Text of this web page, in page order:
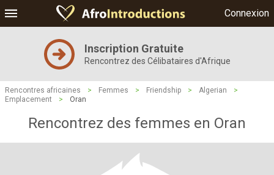
Connexion
Inscription Gratuite
Rencontrez des Célibataires d'Afrique
Rencontres africaines > Femmes > Friendship > Algerian
>
Emplacement
> Oran
Rencontrez des femmes en Oran